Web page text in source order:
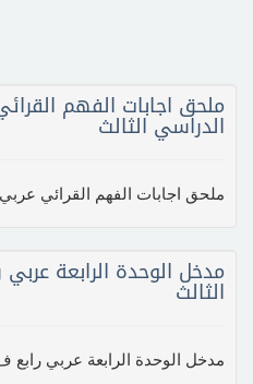
ملحق اجابات الفهم
الدراسي الثالث
ملحق اجابات الفهم القرائي عربي
مدخل الوحدة الرابعة
الثالث
مدخل الوحدة الرابعة عربي رابع